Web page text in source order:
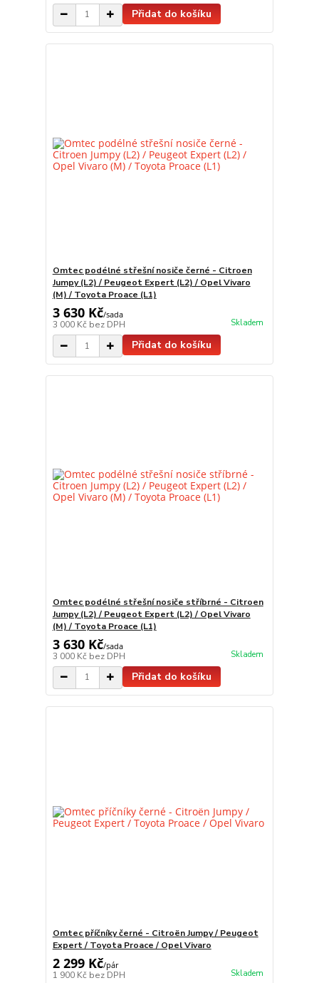
Přidat do košíku
Omtec podélné střešní nosiče černé - Citroen
Jumpy (L2) / Peugeot Expert (L2) / Opel Vivaro
(M) / Toyota Proace (L1)
3 630 Kč/sada
3 000 Kč bez DPH Skladem
Přidat do košíku
Omtec podélné střešní nosiče stříbrné - Citroen
Jumpy (L2) / Peugeot Expert (L2) / Opel Vivaro
(M) / Toyota Proace (L1)
3 630 Kč/sada
3 000 Kč bez DPH Skladem
Přidat do košíku
Omtec příčníky černé - Citroën Jumpy / Peugeot
Expert / Toyota Proace / Opel Vivaro
2 299 Kč/pár
1 900 Kč bez DPH Skladem